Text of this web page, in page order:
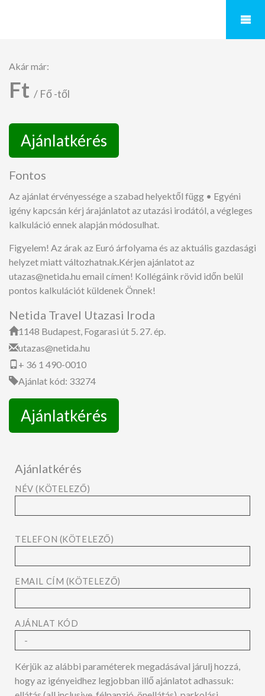
Akár már:
Ft / Fő -től
Ajánlatkérés
Fontos
Az ajánlat érvényessége a szabad helyektől függ • Egyéni
igény kapcsán kérj árajánlatot az utazási irodától, a végleges
kalkuláció ennek alapján módosulhat.
Figyelem! Az árak az Euró árfolyama és az aktuális gazdasági
helyzet miatt változhatnak.Kérjen ajánlatot az
utazas@netida.hu email címen! Kollégáink rövid időn belül
pontos kalkulációt küldenek Önnek!
Netida Travel Utazasi Iroda
1148 Budapest, Fogarasi út 5. 27. ép.
utazas@netida.hu
+ 36 1 490-0010
Ajánlat kód: 33274
Ajánlatkérés
Ajánlatkérés
NÉV (KÖTELEZŐ)
TELEFON (KÖTELEZŐ)
EMAIL CÍM (KÖTELEZŐ)
AJÁNLAT KÓD
Kérjük az alábbi paraméterek megadásával járulj hozzá,
hogy az igényeidhez legjobban illő ajánlatot adhassuk: